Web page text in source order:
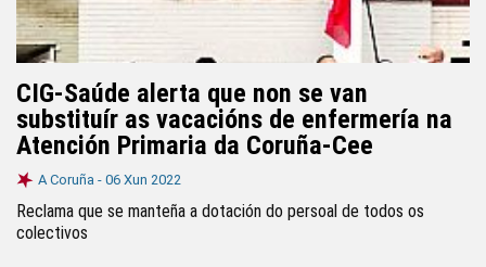
CIG-Saúde alerta que non se van
substituír as vacacións de enfermería na
Atención Primaria da Coruña-Cee
A Coruña - 06 Xun 2022
Reclama que se manteña a dotación do persoal de todos os
colectivos